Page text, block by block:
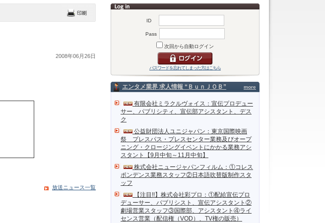
ID
Pass
次回から自動ログイン
パスワードを忘れてしまった方はこちら
more
エンタメ業界 求人情報 “ＢｕｎＪＯＢ”
有限会社ミラクルヴォイス：宣伝プロデュー
サー、パブリシティ、宣伝部アシスタント、デス
ク
公益財団法人ユニジャパン：東京国際映画
祭 プレスパス・プレスセンター業務及びオープ
ニング・クロージングイベントにかかる業務アシ
スタント【9月中旬～11月中旬】
株式会社ニュージャパンフィルム：①コレス
ポンデンス業務スタッフ②日本語吹替版制作スタ
ッフ
【注目!!】株式会社彩プロ：①配給宣伝プロ
デューサー、パブリシスト、宣伝アシスタント②
劇場営業スタッフ③国際部、アシスタント④ライ
センス営業（配信権（VOD）、TV権の販売）
2008年06月26日
放送ニュース一覧